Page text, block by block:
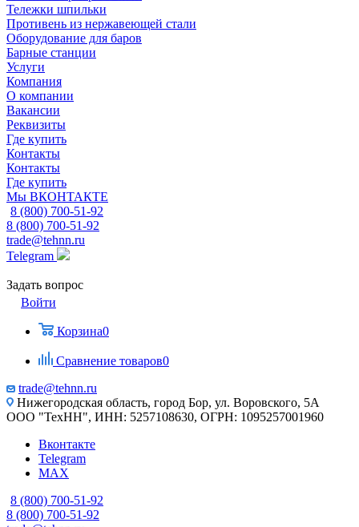
Тележки шпильки
Противень из нержавеющей стали
Оборудование для баров
Барные станции
Услуги
Компания
О компании
Вакансии
Реквизиты
Где купить
Контакты
Контакты
Где купить
Мы ВКОНТАКТЕ
8 (800) 700-51-92
8 (800) 700-51-92
trade@tehnn.ru
Telegram
Задать вопрос
Войти
Корзина0
Сравнение товаров0
trade@tehnn.ru
Нижегородская область, город Бор, ул. Воровского, 5А
ООО "ТехНН", ИНН: 5257108630, ОГРН: 1095257001960
Вконтакте
Telegram
MAX
8 (800) 700-51-92
8 (800) 700-51-92